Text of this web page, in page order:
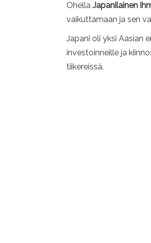
Ohella Japanilainen
vaikuttamaan ja sen
Japani oli yksi Aasian
investoinneille ja
tiikereissä.